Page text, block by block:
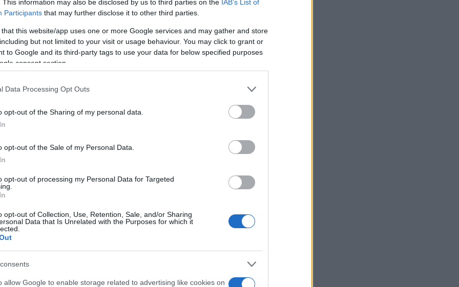
This information may also be disclosed by us to third parties on the IAB’s List of
Participants that may further disclose it to other third parties.
that this website/app uses one or more Google services and may gather and store
but not limited to your visit or usage behaviour. You may click to grant or
to Google and its third-party tags to use your data for below specified purposes
consent section.
Data Processing Opt Outs
opt-out of the Sharing of my personal data.
opt-out of the Sale of my Personal Data.
opt-out of processing my Personal Data for Targeted
opt-out of Collection, Use, Retention, Sale, and/or Sharing
Data that Is Unrelated with the Purposes for which it
allow Google to enable storage related to advertising like cookies on
gamę modeli spalinowych. Lada
a do niej dołączy w tym roku nowy
weszli też w bliską współpracę
wspólnie opracują nowe silniki